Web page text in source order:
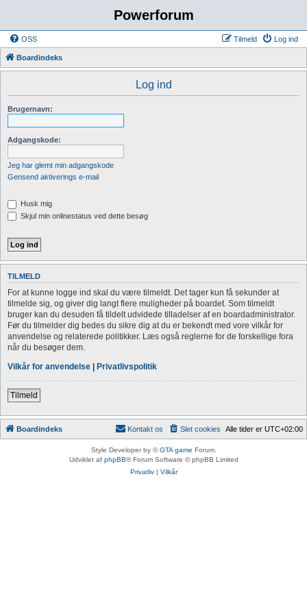
Powerforum
OSS Log ind
Tilmeld
Boardindeks
Log ind
Brugernavn:
Adgangskode:
Jeg har glemt min adgangskode
Gensend aktiverings e-mail
Husk mig
Skjul min onlinestatus ved dette besøg
TILMELD
For at kunne logge ind skal du være tilmeldt. Det tager kun få sekunder at
tilmelde sig, og giver dig langt flere muligheder på boardet. Som tilmeldt
bruger kan du desuden få tildelt udvidede tilladelser af en boardadministrator.
Før du tilmelder dig bedes du sikre dig at du er bekendt med vore vilkår for
anvendelse og relaterede politikker. Læs også reglerne for de forskellige fora
når du besøger dem.
Vilkår for anvendelse | Privatlivspolitik
Tilmeld
Boardindeks Alle tider er UTC+02:00
Slet cookies
Kontakt os
Style Developer by ©GTA game Forum.
Udviklet af phpBB® Forum Software © phpBB Limited
Privatliv| Vilkår